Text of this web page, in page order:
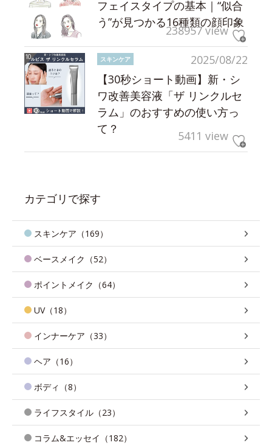
フェイスタイプの基本｜“似合
う”が見つかる16種類の顔印象
238957 view
2025/08/22
スキンケア
【30秒ショート動画】新・シ
ワ改善美容液「ザ リンクルセ
ラム」のおすすめの使い方っ
て？
5411 view
カテゴリで探す
スキンケア（169）
ベースメイク（52）
ポイントメイク（64）
UV（18）
インナーケア（33）
ヘア（16）
ボディ（8）
ライフスタイル（23）
コラム&エッセイ（182）